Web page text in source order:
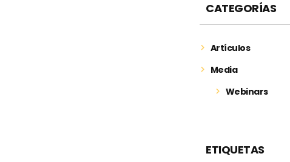
CATEGORÍAS
Artículos
Media
Webinars
ETIQUETAS